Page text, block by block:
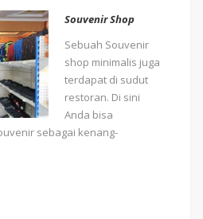
Souvenir Shop
Sebuah Souvenir
shop minimalis juga
terdapat di sudut
restoran. Di sini
Anda bisa
sebagai kenang-